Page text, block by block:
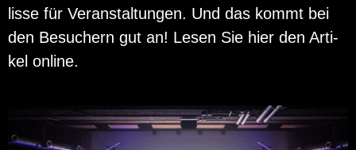
lis­se für Ver­an­stal­tun­gen. Und das kommt bei
den Be­su­chern gut an! Lesen Sie hier den Ar­ti­
kel on­line.